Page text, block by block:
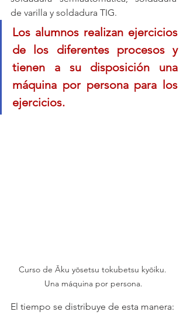
de varilla y soldadura TIG.
Los alumnos realizan ejercicios
de los diferentes procesos y
tienen a su disposición una
máquina por persona para los
ejercicios.
Curso de Āku yōsetsu tokubetsu kyōiku.
Una máquina por persona.
El tiempo se distribuye de esta manera: